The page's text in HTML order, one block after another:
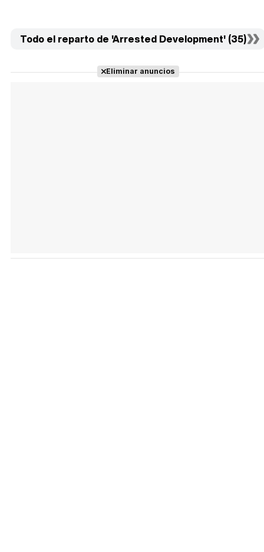
Todo el reparto de 'Arrested Development' (35)
Eliminar anuncios